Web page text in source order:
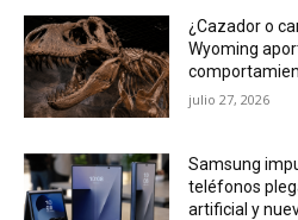
¿Cazador o
Wyoming
julio 27, 2026
Samsung
teléfonos
artificial y